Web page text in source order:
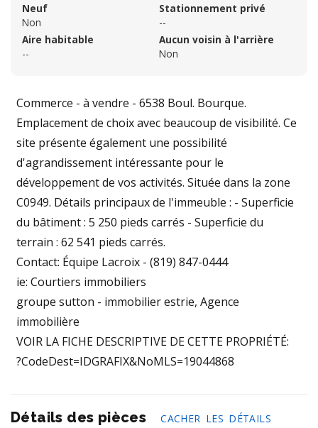
Neuf
Non
Aire habitable
--
Stationnement privé
--
Aucun voisin à l'arrière
Non
Commerce - à vendre - 6538 Boul. Bourque.
Emplacement de choix avec beaucoup de visibilité. Ce
site présente également une possibilité
d'agrandissement intéressante pour le
développement de vos activités. Située dans la zone
C0949. Détails principaux de l'immeuble : - Superficie
du bâtiment : 5 250 pieds carrés - Superficie du
terrain : 62 541 pieds carrés.
Contact: Équipe Lacroix - (819) 847-0444
ie: Courtiers immobiliers
groupe sutton - immobilier estrie, Agence
immobilière
VOIR LA FICHE DESCRIPTIVE DE CETTE PROPRIÉTÉ:
?CodeDest=IDGRAFIX&NoMLS=19044868
Détails des pièces
CACHER LES DÉTAILS